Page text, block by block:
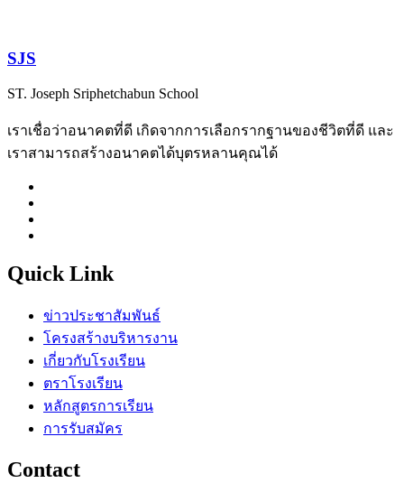
SJS
ST. Joseph Sriphetchabun School
เราเชื่อว่าอนาคตที่ดี เกิดจากการเลือกรากฐานของชีวิตที่ดี และ
เราสามารถสร้างอนาคตได้บุตรหลานคุณได้
Quick Link
ข่าวประชาสัมพันธ์
โครงสร้างบริหารงาน
เกี่ยวกับโรงเรียน
ตราโรงเรียน
หลักสูตรการเรียน
การรับสมัคร
Contact